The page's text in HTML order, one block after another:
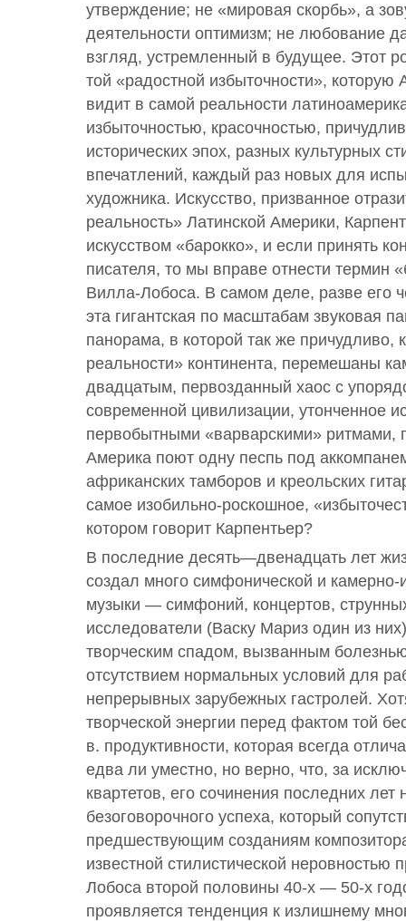
утверждение; не «мировая скорбь», а
деятельности оптимизм; не любование
взгляд, устремленный в будущее. Этот
той «радостной избыточности», которую
видит в самой реальности
избыточностью, красочностью,
исторических эпох, разных культурных
впечатлений, каждый раз новых для
художника. Искусство, призванное
реальность» Латинской Америки,
искусством «барокко», и если принять
писателя, то мы вправе отнести термин
Вилла-Лобоса. В самом деле, разве его
эта гигантская по масштабам звуковая
панорама, в которой так же причудливо,
реальности» континента, перемешаны
двадцатым, первозданный хаос с
современной цивилизации, утонченное
первобытными «варварскими» ритмами,
Америка поют одну песпь под
африканских тамборов и креольских
самое изобильно-роскошное,
котором говорит Карпентьер?
В последние десять—двенадцать лет
создал много симфонической и камерно-
музыки — симфоний, концертов,
исследователи (Васку Мариз один из
творческим спадом, вызванным
отсутствием нормальных условий для
непрерывных зарубежных гастролей.
творческой энергии перед фактом той
в. продуктивности, которая всегда
едва ли уместно, но верно, что, за
квартетов, его сочинения последних лет
безоговорочного успеха, который
предшествующим созданиям
известной стилистической неровностью
Лобоса второй половины 40-х — 50-х
проявляется тенденция к излишнему